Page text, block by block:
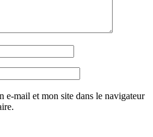
e-mail et mon site dans le navigateur